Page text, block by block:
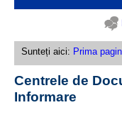
Sunteți aici: Prima
Centrele de
Informare